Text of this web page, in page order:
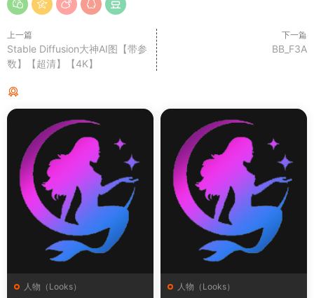
上一篇
Stable Diffusion大神AI图【带参
数】【超清】【4K】
下一篇
BB_F3A
人物（Looks） 人物（Looks）